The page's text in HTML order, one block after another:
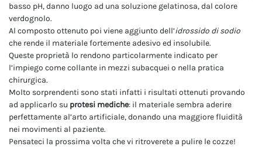
basso pH, danno luogo ad una soluzione gelatinosa, dal colore
verdognolo.
Al composto ottenuto poi viene aggiunto dell’idrossido di sodio
che rende il materiale fortemente adesivo ed insolubile.
Queste proprietà lo rendono particolarmente indicato per
l’impiego come collante in mezzi subacquei o nella pratica
chirurgica.
Molto sorprendenti sono stati infatti i risultati ottenuti provando
ad applicarlo su protesi mediche: il materiale sembra aderire
perfettamente al’arto artificiale, donando una maggiore fluidità
nei movimenti al paziente.
Pensateci la prossima volta che vi ritroverete a pulire le cozze!